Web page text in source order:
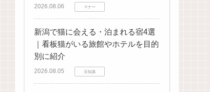
2026.08.06 マナー
新潟で猫に会える・泊まれる宿4選
｜看板猫がいる旅館やホテルを目的
別に紹介
2026.08.05 豆知識